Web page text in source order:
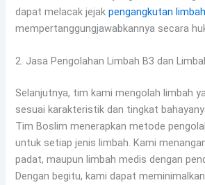
dapat melacak jejakpengangkutan limbah
mempertanggungjawabkannya secara
2. Jasa Pengolahan Limbah B3 dan
Selanjutnya, tim kami mengolah limbah
sesuai karakteristik dan tingkat
Tim Boslim menerapkan metode
untuk setiap jenis limbah. Kami
padat, maupun limbah medis dengan
Dengan begitu, kami dapat